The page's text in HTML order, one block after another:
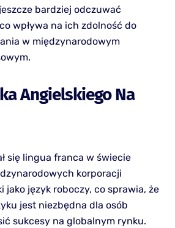
bardziej odczuwać
wpływa na ich zdolność do
w międzynarodowym
Angielskiego Na
się lingua franca w świecie
korporacji
jako język roboczy, co sprawia, że
jest niezbędna dla osób
sukcesy na globalnym rynku.